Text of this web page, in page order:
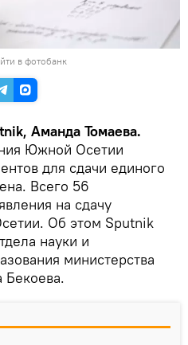
в фотобанк
Аманда Томаева.
Южной Осетии
для сдачи единого
Всего 56
на сдачу
Об этом Sputnik
науки и
министерства